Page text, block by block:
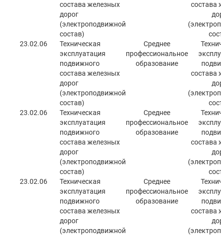
состава железных
дорог
(электроподвижной
состав)
состава
23.02.06
Техническая
эксплуатация
подвижного
состава железных
дорог
(электроподвижной
состав)
Среднее
профессиональное
образование
состава
23.02.06
Техническая
эксплуатация
подвижного
состава железных
дорог
(электроподвижной
состав)
Среднее
профессиональное
образование
состава
23.02.06
Техническая
эксплуатация
подвижного
состава железных
дорог
(электроподвижной
Среднее
профессиональное
образование
состава